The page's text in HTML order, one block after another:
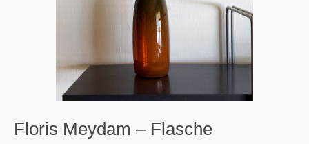
Floris Meydam – Flasche